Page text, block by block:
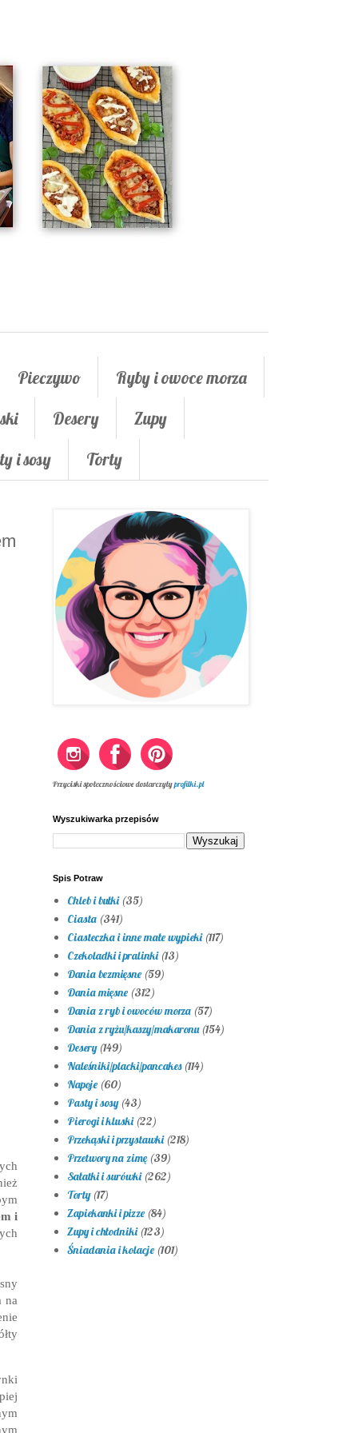
Pieczywo
Ryby i owoce morza
Desery
Zupy
i sosy
Torty
i
na
Przyciski społecznościowe dostarczyłyprofilki.pl
Wyszukiwarka przepisów
Spis Potraw
Chleb i bułki (35)
Ciasta (341)
Ciasteczka i inne małe wypieki (117)
Czekoladki i pralinki (13)
Dania bezmięsne (59)
Dania mięsne (312)
Dania z ryb i owoców morza (57)
Dania z ryżu/kaszy/makaronu (154)
Desery (149)
Naleśniki/placki/pancakes (114)
Napoje (60)
Pasty i sosy (43)
Pierogi i kluski (22)
Przekąski i przystawki (218)
Przetwory na zimę (39)
Sałatki i surówki (262)
Torty (17)
Zapiekanki i pizze (84)
Zupy i chłodniki (123)
Śniadania i kolacje (101)